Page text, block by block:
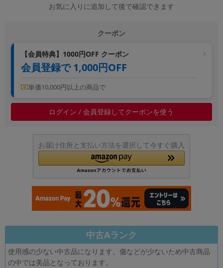
お気に入りに追加して後で確認できます
クーポン
【会員特典】1000円OFF クーポン
会員登録で 1,000円OFF
単価10,000円以上の商品で
ログイン / 会員登録してクーポンを使う
お届け住所と支払い方法を選択して今すぐ購入
中古Aランク
使用感の少ない中古品になります。傷などが少ないため中古商品
の中では美品となっております。
~
モニタサイズ
~
円 ～ 円
年